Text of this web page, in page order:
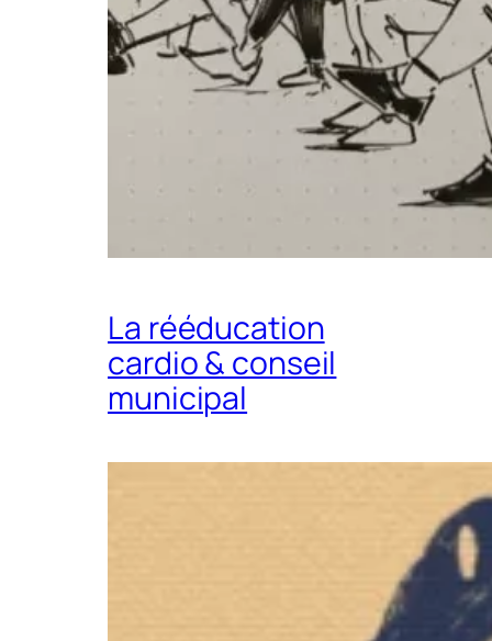
La rééducation
cardio & conseil
municipal